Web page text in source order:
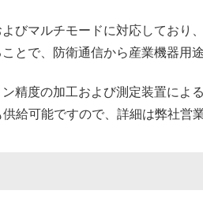
びマルチモードに対応しており
とで、防衛通信から産業機器用
精度の加工および測定装置によ
給可能ですので、詳細は弊社営